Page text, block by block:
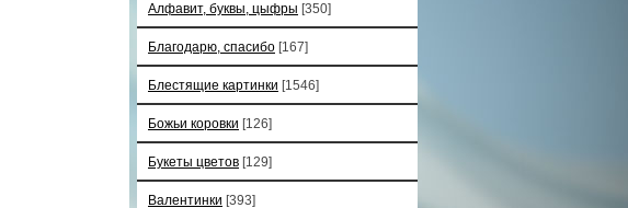
Алфавит, буквы, цыфры [350]
Благодарю, спасибо [167]
Блестящие картинки [1546]
Божьи коровки [126]
Букеты цветов [129]
Валентинки [393]